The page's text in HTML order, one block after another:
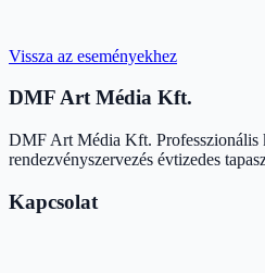
Vissza az eseményekhez
DMF Art Média Kft.
DMF Art Média Kft. Professzionális
rendezvényszervezés évtizedes
Kapcsolat